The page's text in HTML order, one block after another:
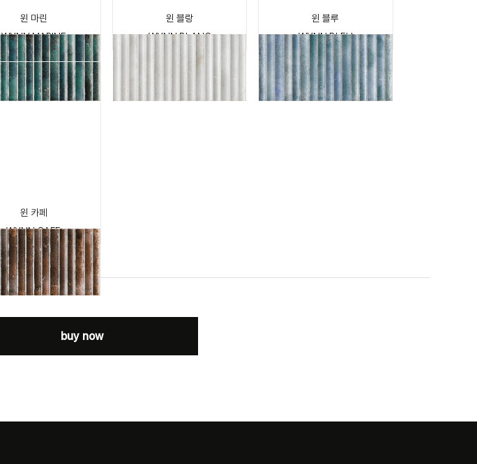
윈 마린
WYNN MARINE
윈 블랑
WYNN BLANC
윈 블루
WYNN BLEU
윈 카페
WYNN CAFE
buy now